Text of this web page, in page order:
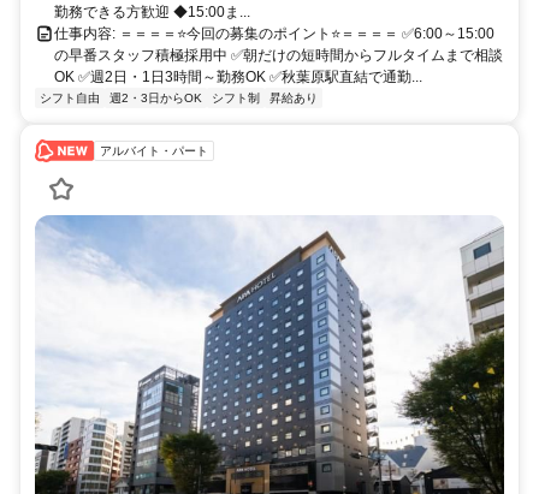
勤務できる方歓迎 ◆15:00ま...
仕事内容: ＝＝＝＝⭐今回の募集のポイント⭐＝＝＝＝ ✅6:00～15:00
の早番スタッフ積極採用中 ✅朝だけの短時間からフルタイムまで相談
OK ✅週2日・1日3時間～勤務OK ✅秋葉原駅直結で通勤...
シフト自由 週2・3日からOK シフト制 昇給あり
アルバイト・パート